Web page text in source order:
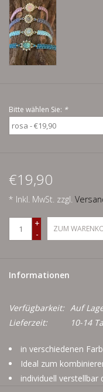
Schmuck
Accessoires
Schnäppchenecke
Kropfkette *designed by
Bitte wählen Sie: *
€19,90
* Inkl. MwSt. zzgl.
+
-
ZUM
Informationen
Verfügbarkeit: Auf
Lieferzeit:
10-14
in verschiedenen
Ideal zum
individuell verstellbar